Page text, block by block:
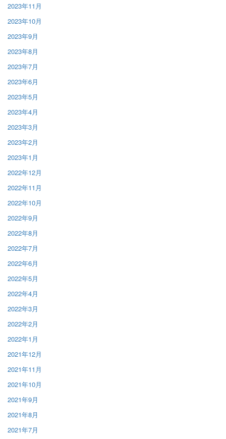
2023年11月
2023年10月
2023年9月
2023年8月
2023年7月
2023年6月
2023年5月
2023年4月
2023年3月
2023年2月
2023年1月
2022年12月
2022年11月
2022年10月
2022年9月
2022年8月
2022年7月
2022年6月
2022年5月
2022年4月
2022年3月
2022年2月
2022年1月
2021年12月
2021年11月
2021年10月
2021年9月
2021年8月
2021年7月